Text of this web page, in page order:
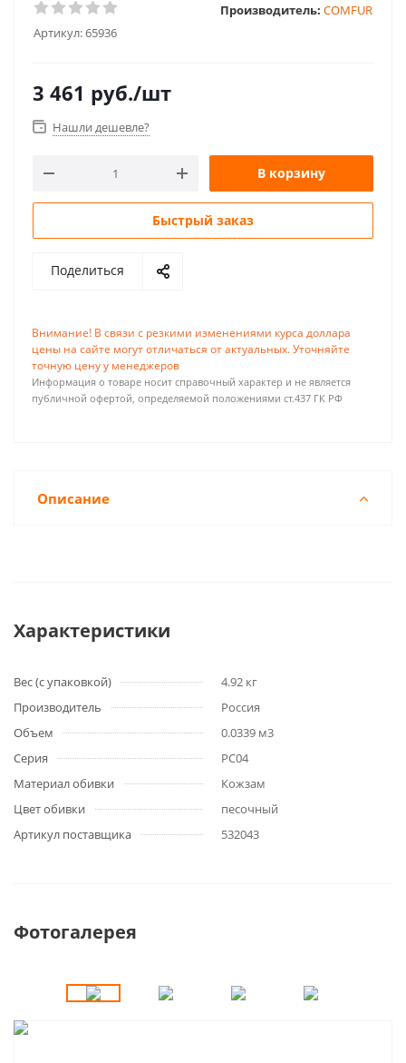
Артикул:65936
Производитель: COMFUR
3 461 руб./шт
Нашли дешевле?
В корзину
Быстрый заказ
Поделиться
Внимание! В связи с резкими изменениями курса доллара
цены на сайте могут отличаться от актуальных. Уточняйте
точную цену у менеджеров
Информация о товаре носит справочный характер и не является
публичной офертой, определяемой положениями ст.437 ГК РФ
Описание
Характеристики
Вес (с упаковкой)
4.92 кг
Производитель
Россия
Объем
0.0339 м3
Серия
РС04
Материал обивки
Кожзам
Цвет обивки
песочный
Артикул поставщика
532043
Фотогалерея